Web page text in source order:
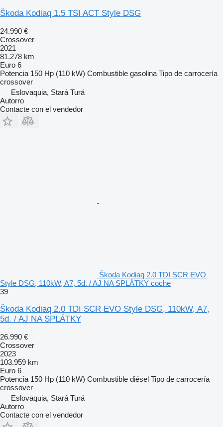
Škoda Kodiaq 1.5 TSI ACT Style DSG
24.990 €
Crossover
2021
81.278 km
Euro 6
Potencia 150 Hp (110 kW) Combustible gasolina Tipo de carrocería
crossover
Eslovaquia, Stará Turá
Autorro
Contacte con el vendedor
Škoda Kodiaq 2.0 TDI SCR EVO
Style DSG, 110kW, A7, 5d. / AJ NA SPLÁTKY coche
39
Škoda Kodiaq 2.0 TDI SCR EVO Style DSG, 110kW, A7,
5d. / AJ NA SPLÁTKY
26.990 €
Crossover
2023
103.959 km
Euro 6
Potencia 150 Hp (110 kW) Combustible diésel Tipo de carrocería
crossover
Eslovaquia, Stará Turá
Autorro
Contacte con el vendedor